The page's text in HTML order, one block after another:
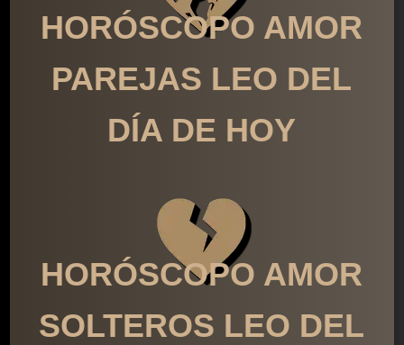
HORÓSCOPO AMOR
PAREJAS LEO DEL
DÍA DE HOY
HORÓSCOPO AMOR
SOLTEROS LEO DEL